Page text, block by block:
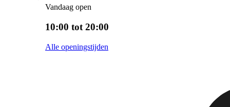
Vandaag open
10:00 tot 20:00
Alle openingstijden